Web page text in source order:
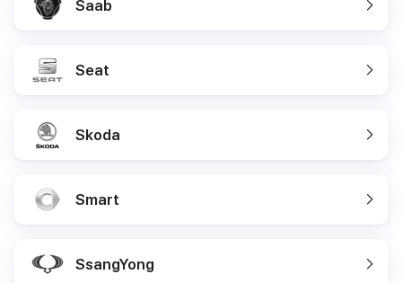
Saab
Seat
Skoda
Smart
SsangYong